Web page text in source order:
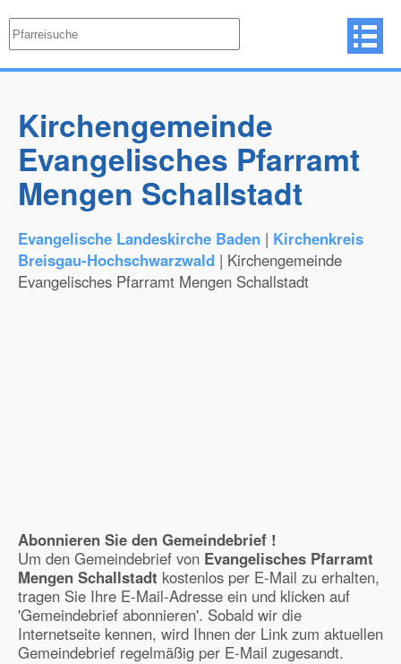
Kirchengemeinde
Evangelisches Pfarramt
Mengen Schallstadt
Evangelische Landeskirche Baden | Kirchenkreis
Breisgau-Hochschwarzwald | Kirchengemeinde
Evangelisches Pfarramt Mengen Schallstadt
Abonnieren Sie den Gemeindebrief !
Um den Gemeindebrief von Evangelisches Pfarramt
Mengen Schallstadt kostenlos per E-Mail zu erhalten,
tragen Sie Ihre E-Mail-Adresse ein und klicken auf
'Gemeindebrief abonnieren'. Sobald wir die
Internetseite kennen, wird Ihnen der Link zum aktuellen
Gemeindebrief regelmäßig per E-Mail zugesandt.